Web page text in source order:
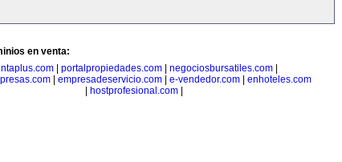
en venta:
portalpropiedades.com negociosbursatiles.com
empresadeservicio.com e-vendedor.com
enhoteles.com
hostprofesional.com